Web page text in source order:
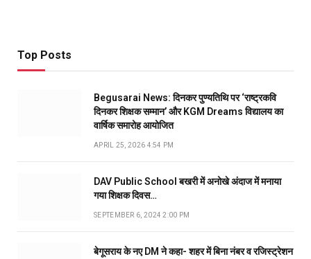
Top Posts
Begusarai News: दिनकर पुण्यतिथि पर ‘राष्ट्रकवि
दिनकर शिक्षक सम्मान’ और KGM Dreams विद्यालय का
वार्षिक समारोह आयोजित
APRIL 25, 2026 4:54 PM
DAV Public School बखरी में अनोखे अंदाज में मनाया
गया शिक्षक दिवस…
SEPTEMBER 6, 2024 2:00 PM
बेगूसराय के नए DM ने कहा- शहर में बिना नंबर व रजिस्ट्रेशन